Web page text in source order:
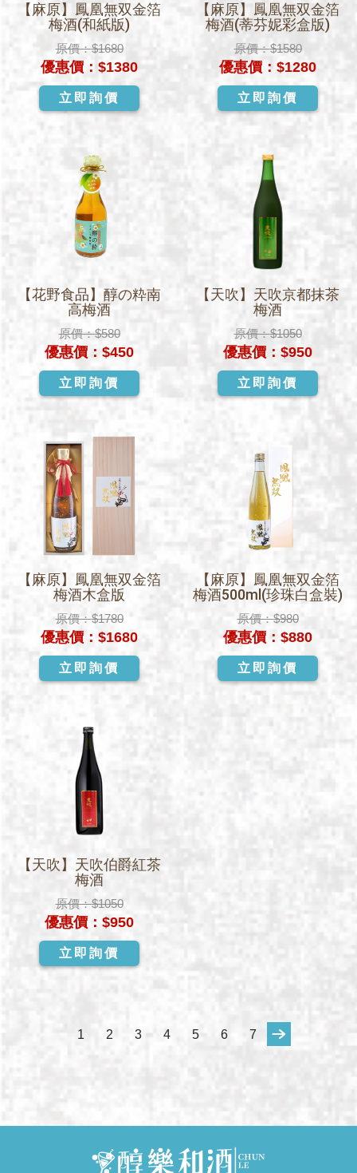
【麻原】鳳凰無双金箔
梅酒(和紙版)
原價：$1680
優惠價： $1380
立即詢價
【麻原】鳳凰無双金箔
梅酒(蒂芬妮彩盒版)
原價：$1580
優惠價： $1280
立即詢價
【花野食品】醇の粋南
高梅酒
原價：$580
優惠價： $450
立即詢價
【天吹】天吹京都抹茶
梅酒
原價：$1050
優惠價： $950
立即詢價
【麻原】鳳凰無双金箔
梅酒木盒版
原價：$1780
優惠價： $1680
立即詢價
【麻原】鳳凰無双金箔
梅酒500ml(珍珠白盒裝)
原價：$980
優惠價： $880
立即詢價
【天吹】天吹伯爵紅茶
梅酒
原價：$1050
優惠價： $950
立即詢價
1 2 3 4 5 6 7